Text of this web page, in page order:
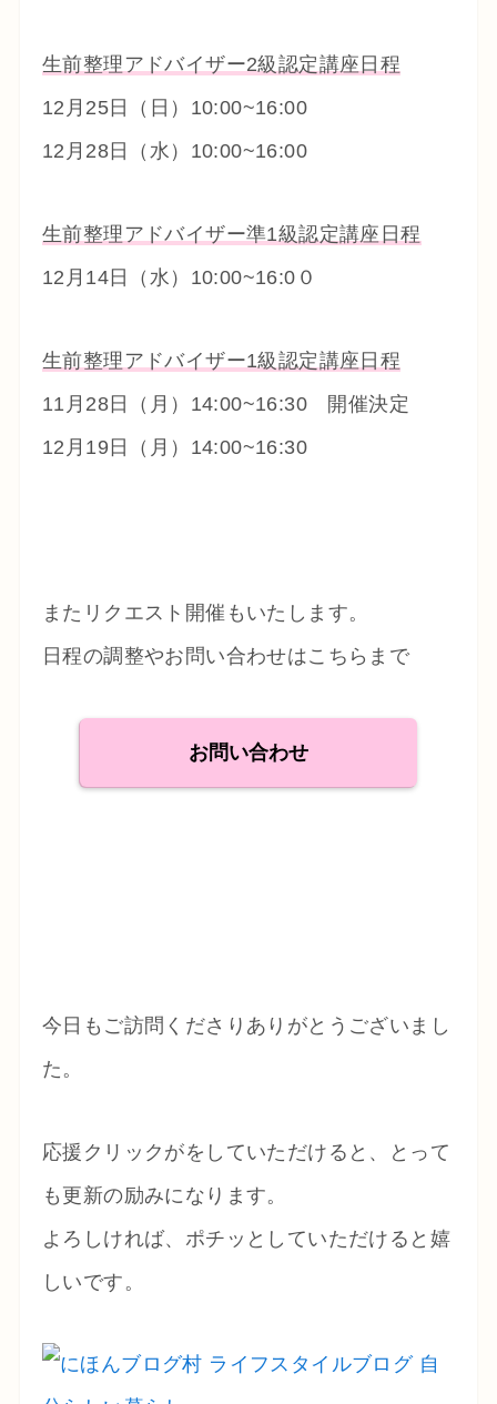
生前整理アドバイザー2級認定講座日程
12月25日（日）10:00~16:00
12月28日（水）10:00~16:00
生前整理アドバイザー準1級認定講座日程
12月14日（水）10:00~16:0０
生前整理アドバイザー1級認定講座日程
11月28日（月）14:00~16:30 開催決定
12月19日（月）14:00~16:30
またリクエスト開催もいたします。
日程の調整やお問い合わせはこちらまで
お問い合わせ
今日もご訪問くださりありがとうございまし
た。
応援クリックがをしていただけると、とって
も更新の励みになります。
よろしければ、ポチッとしていただけると嬉
しいです。